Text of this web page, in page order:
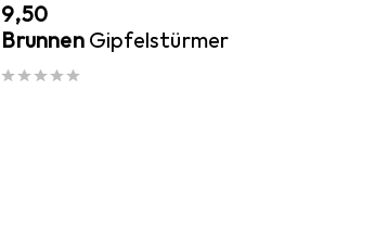
EUR
9,50
Brunnen Gipfelstürmer